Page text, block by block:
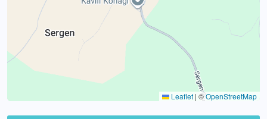
Leaflet | ©OpenStreetMap